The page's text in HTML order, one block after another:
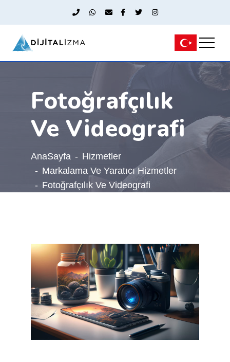
Fotoğrafçılık
Ve Videografi
AnaSayfa
Hizmetler
Markalama Ve Yaratıcı Hizmetler
Fotoğrafçılık Ve Videografi